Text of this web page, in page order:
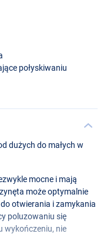
połyskiwaniu
dużych do małych w
mocne i mają
może optymalnie
otwierania i zamykania
poluzowaniu się
wykończeniu, nie